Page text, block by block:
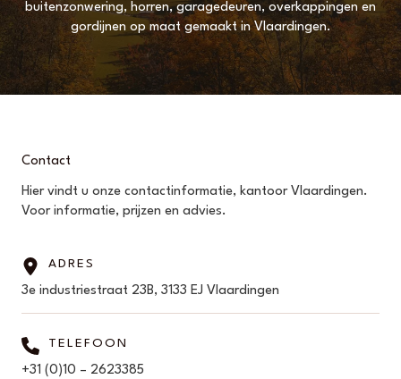
buitenzonwering, horren, garagedeuren, overkappingen en
gordijnen op maat gemaakt in Vlaardingen.
Contact
Hier vindt u onze contactinformatie, kantoor Vlaardingen.
Voor informatie, prijzen en advies.
ADRES
3e industriestraat 23B, 3133 EJ Vlaardingen
TELEFOON
+31 (0)10 – 2623385